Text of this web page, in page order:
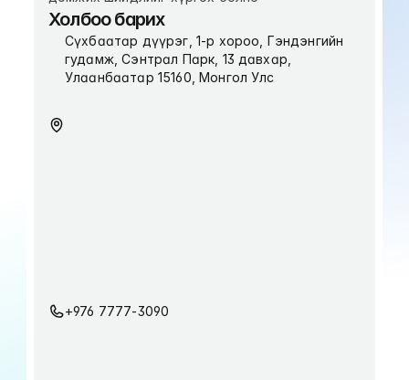
Холбоо барих
Сүхбаатар дүүрэг, 1-р хороо, Гэндэнгийн
гудамж, Сэнтрал Парк, 13 давхар,
Улаанбаатар 15160, Монгол Улс
+976 7777-3090